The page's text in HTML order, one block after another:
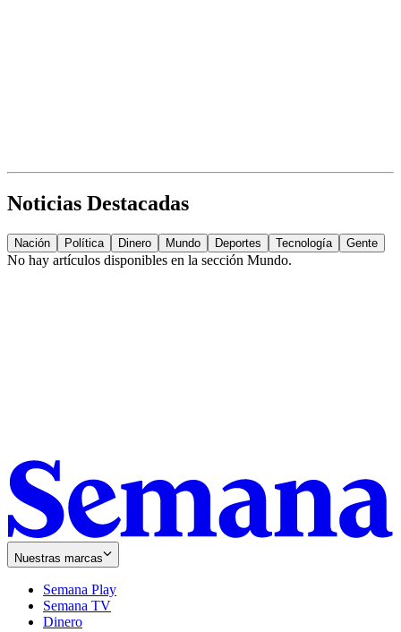
Noticias Destacadas
Nación Política Dinero Mundo Deportes Tecnología Gente
No hay artículos disponibles en la sección Mundo.
Nuestras marcas
Semana Play
Semana TV
Dinero